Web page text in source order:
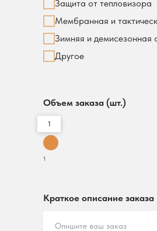
Защита от тепловизора
Мембранная и
Зимняя и демисезонная
Другое
Объем заказа (шт.)
1
1
Краткое описание заказа
Опишите ваш заказ